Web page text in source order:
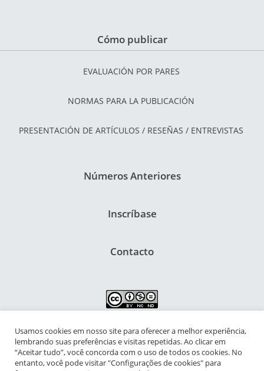
Cómo publicar
EVALUACIÓN POR PARES
NORMAS PARA LA PUBLICACIÓN
PRESENTACIÓN DE ARTÍCULOS / RESEÑAS / ENTREVISTAS
Números Anteriores
Inscríbase
Contacto
NIPIAC – Núcleo Interdisciplinar de Pesquisa para a Infância e
Adolescência Contemporâneas
Usamos cookies em nosso site para oferecer a melhor experiência,
lembrando suas preferências e visitas repetidas. Ao clicar em
“Aceitar tudo”, você concorda com o uso de todos os cookies. No
entanto, você pode visitar "Configurações de cookies" para